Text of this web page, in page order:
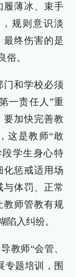
履薄冰、束手
规则意识淡
最终伤害的是
俗。
门和学校必须
一责任人”重
要加快完善教
这是教师“敢
学生身心特
化惩戒适用场
与体罚、正常
教师管教有规
陷入纠纷。
教师“会管、
专题培训，围